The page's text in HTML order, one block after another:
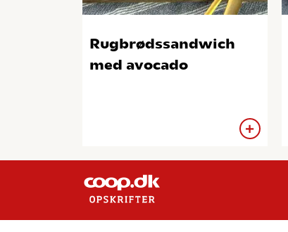
Rugbrødssandwich
med avocado